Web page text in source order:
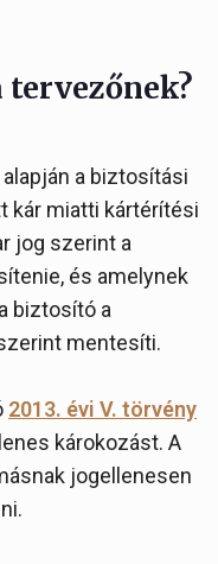
a biztosítási
kár miatti kártérítési
jog szerint a
és amelynek
biztosító a
mentesíti.
2013. évi V. törvény
károkozást. A
jogellenesen